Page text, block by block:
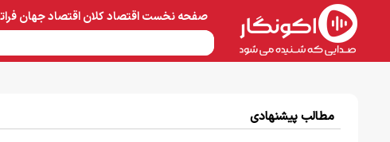
صفحه نخستاقتصاد کلاناقتصاد جهان
مطالب پیشنهادی